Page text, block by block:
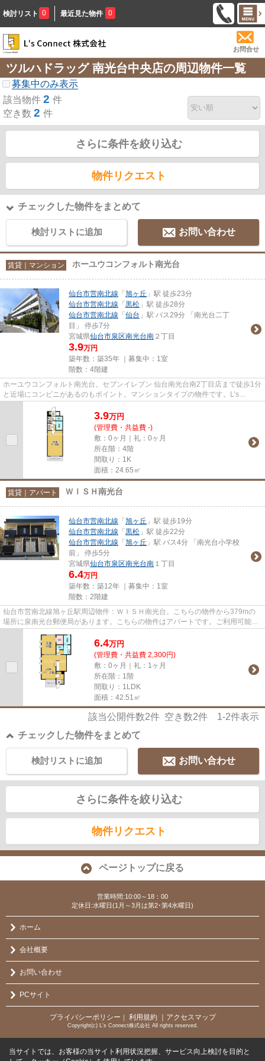
検討リスト 0 最近見た物件 0
お問合せ
ツルハドラッグ 南光台中央店の周辺物件一覧
募集中のみ表示
該当物件 2 件
空き数 2 件
さらに条件を絞り込む
物件リクエスト
チェックした物件をまとめて
検討リストに追加 お問い合わせ
賃貸｜マンション ホーユウコンフォルト南光台
仙台市営南北線 「 旭ヶ丘 」駅 徒歩23分
仙台市営南北線 「 黒松 」駅 徒歩28分
仙台市営南北線 「 仙台 」駅 バス29分 「南光台二丁
目」 停歩7分
宮城県仙台市泉区南光台南 ２丁目
3.9万円
築年数：築35年 ｜募集中： 1室
階数：4階建
ホーユウコンフォルト南光台。セブンイレブン 仙台南光台南2丁目店まで徒歩1分
と近場にコンビニがあるのもポイント。マンションタイプの物件です。L’s
3.9万円
(管理費・共益費 -)
敷：0ヶ月｜礼：0ヶ月
所在階：4階
間取り：1K
面積：24.65㎡
賃貸｜アパート ＷＩＳＨ南光台
仙台市営南北線 「 旭ヶ丘 」駅 徒歩19分
仙台市営南北線 「 黒松 」駅 徒歩22分
仙台市営南北線 「 旭ヶ丘 」駅 バス4分 「南光台小学校
前」 停歩5分
宮城県仙台市泉区南光台南 １丁目
6.4万円
築年数：築12年 ｜募集中： 1室
階数：2階建
仙台市営南北線旭ヶ丘駅周辺物件：ＷＩＳＨ南光台。こちらの物件から379mの
場所に泉南光台郵便局があります。こちらの物件はアパートです。ご利用可能な
6.4万円
(管理費・共益費 2,300円)
敷：0ヶ月｜礼：1ヶ月
所在階：1階
間取り：1LDK
面積：42.51㎡
該当公開件数2件 空き数2件 1-2件表示
チェックした物件をまとめて
お問い合わせ
検討リストに追加
さらに条件を絞り込む
物件リクエスト
ページトップに戻る
営業時間:10:00～18：00
定休日:水曜日(1月～3月は第2･第4水曜日)
ホーム
会社概要
お問い合わせ
PCサイト
プライバシーポリシー ｜ 利用規約 ｜アクセスマップ
Copyright(c) L's Connect株式会社 All rights reserved.
当サイトでは、お客様の当サイト利用状況把握、サービス向上検討を目的と